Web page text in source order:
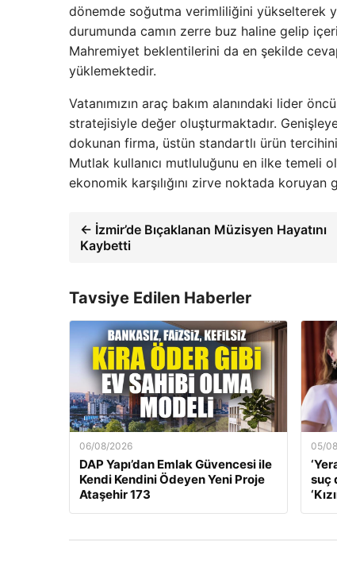
dönemde soğutma verimliliğini yükselterek
durumunda camın zerre buz haline gelip
Mahremiyet beklentilerini da en şekilde
yüklemektedir.
Vatanımızın araç bakım alanındaki lider
stratejisiyle değer oluşturmaktadır.
dokunan firma, üstün standartlı ürün
Mutlak kullanıcı mutluluğunu en ilke temeli
ekonomik karşılığını zirve noktada
← İzmir’de Bıçaklanan Müzisyen Hayatını
Kaybetti
Tavsiye Edilen Haberler
06/08/2026
DAP Yapı’dan Emlak Güvencesi ile
Kendi Kendini Ödeyen Yeni Proje
Ataşehir 173
05/
suç